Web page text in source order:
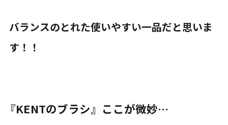
バランスのとれた使いやすい一品だと思いま
す！！
『KENTのブラシ』ここが微妙…